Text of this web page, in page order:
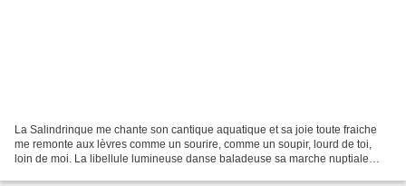
La Salindrinque me chante son cantique aquatique et sa joie toute fraiche
me remonte aux lèvres comme un sourire, comme un soupir, lourd de toi,
loin de moi. La libellule lumineuse danse baladeuse sa marche nuptiale